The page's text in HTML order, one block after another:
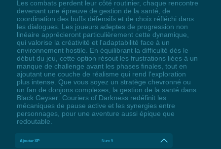
Les combats perdent leur côté routinier, chaque rencontre
devenant une épreuve de gestion de la santé, de
coordination des buffs défensifs et de choix réfléchi dans
les dialogues. Les joueurs adeptes de progression non
linéaire apprécieront particulièrement cette dynamique,
qui valorise la créativité et l'adaptabilité face à un
environnement hostile. En équilibrant la difficulté dès le
début du jeu, cette option résout les frustrations liées à un
manque de challenge avant les phases finales, tout en
ajoutant une couche de réalisme qui rend l'exploration
plus intense. Que vous soyez un stratège chevronné ou
un fan de donjons complexes, la gestion de la santé dans
Black Geyser: Couriers of Darkness redéfinit les
mécaniques de pause active et les synergies entre
personnages, pour une aventure aussi épique que
redoutable.
Ajouter XP Num 5